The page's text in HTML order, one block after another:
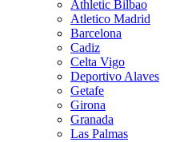
Athletic Bilbao
Atletico Madrid
Barcelona
Cadiz
Celta Vigo
Deportivo Alaves
Getafe
Girona
Granada
Las Palmas